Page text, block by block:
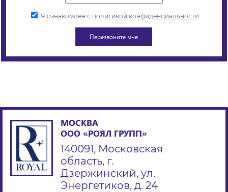
Я ознакомлен с политикой конфиденциальности
МОСКВА
ООО «РОЯЛ ГРУПП»
140091, Московская
область, г.
Дзержинский, ул.
Энергетиков, д. 24